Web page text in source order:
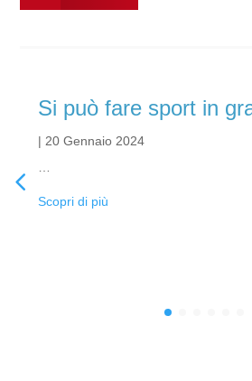
Si può fare sport in
| 20 Gennaio 2024
Scopri di più